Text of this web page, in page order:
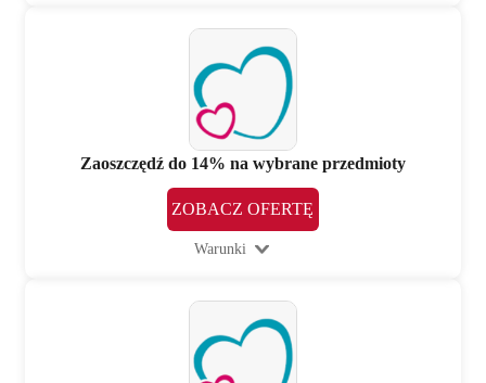
Zaoszczędź do 14% na wybrane przedmioty
ZOBACZ OFERTĘ
Warunki